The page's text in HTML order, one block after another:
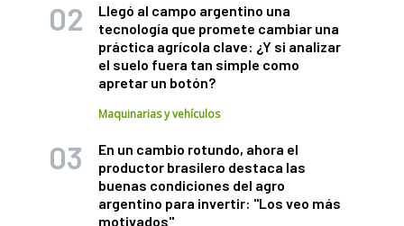
Llegó al campo argentino una
tecnología que promete cambiar una
práctica agrícola clave: ¿Y si analizar
el suelo fuera tan simple como
apretar un botón?
Maquinarias y vehículos
En un cambio rotundo, ahora el
productor brasilero destaca las
buenas condiciones del agro
argentino para invertir: "Los veo más
motivados"